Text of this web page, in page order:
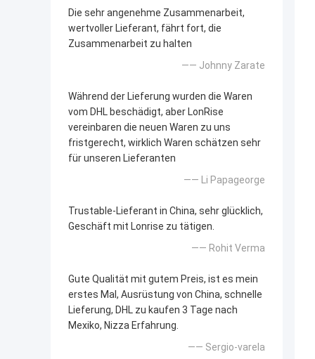
Die sehr angenehme Zusammenarbeit,
wertvoller Lieferant, fährt fort, die
Zusammenarbeit zu halten
—— Johnny Zarate
Während der Lieferung wurden die Waren
vom DHL beschädigt, aber LonRise
vereinbaren die neuen Waren zu uns
fristgerecht, wirklich Waren schätzen sehr
für unseren Lieferanten
—— Li Papageorge
Trustable-Lieferant in China, sehr glücklich,
Geschäft mit Lonrise zu tätigen.
—— Rohit Verma
Gute Qualität mit gutem Preis, ist es mein
erstes Mal, Ausrüstung von China, schnelle
Lieferung, DHL zu kaufen 3 Tage nach
Mexiko, Nizza Erfahrung.
—— Sergio-varela